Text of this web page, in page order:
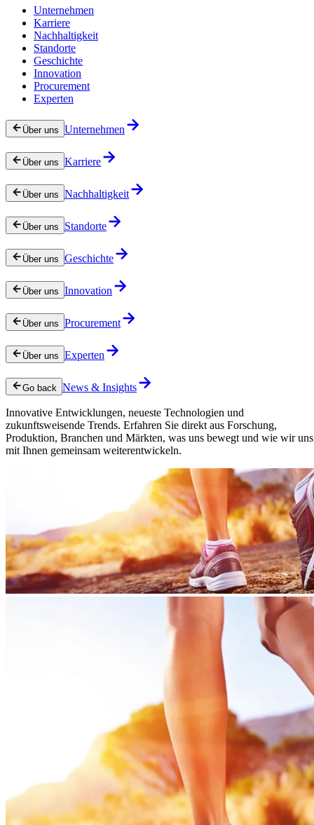
Unternehmen
Karriere
Nachhaltigkeit
Standorte
Geschichte
Innovation
Procurement
Experten
Über uns Unternehmen
Über uns Karriere
Über uns Nachhaltigkeit
Über uns Standorte
Über uns Geschichte
Über uns Innovation
Über uns Procurement
Über uns Experten
Go back News & Insights
Innovative Entwicklungen, neueste Technologien und
zukunftsweisende Trends. Erfahren Sie direkt aus Forschung,
Produktion, Branchen und Märkten, was uns bewegt und wie wir uns
mit Ihnen gemeinsam weiterentwickeln.